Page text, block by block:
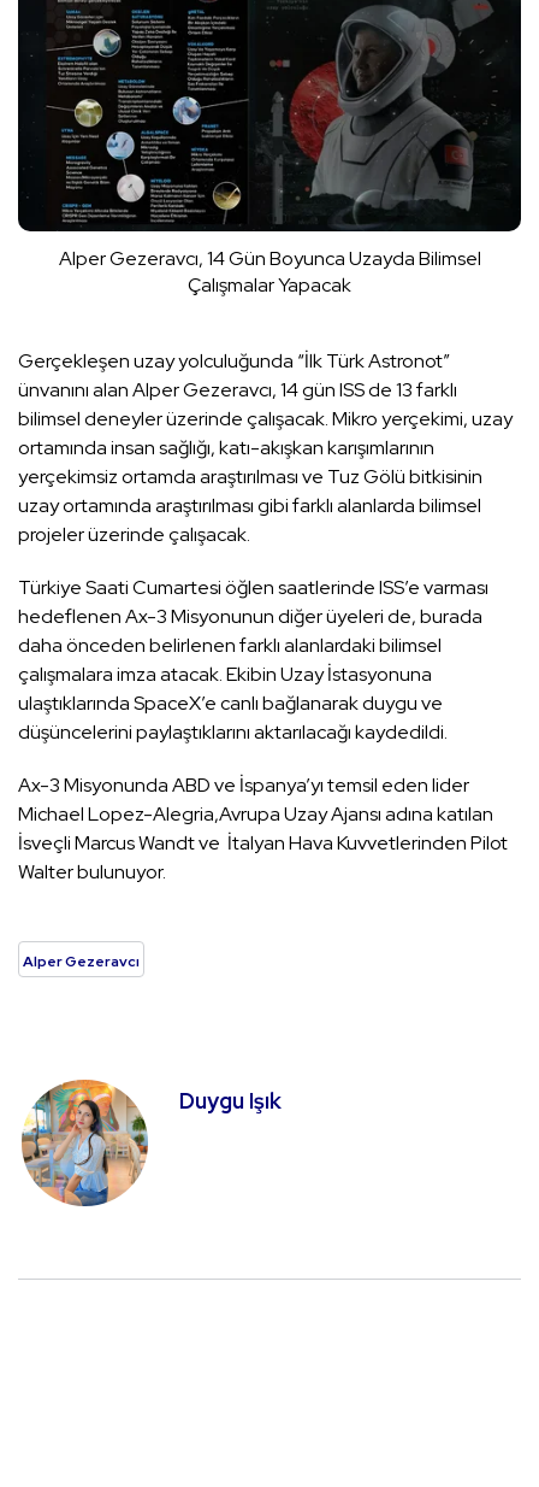
Alper Gezeravcı, 14 Gün Boyunca Uzayda Bilimsel
Çalışmalar Yapacak
Gerçekleşen uzay yolculuğunda “İlk Türk Astronot”
ünvanını alan Alper Gezeravcı, 14 gün ISS de 13 farklı
bilimsel deneyler üzerinde çalışacak. Mikro yerçekimi, uzay
ortamında insan sağlığı, katı-akışkan karışımlarının
yerçekimsiz ortamda araştırılması ve Tuz Gölü bitkisinin
uzay ortamında araştırılması gibi farklı alanlarda bilimsel
projeler üzerinde çalışacak.
Türkiye Saati Cumartesi öğlen saatlerinde ISS’e varması
hedeflenen Ax-3 Misyonunun diğer üyeleri de, burada
daha önceden belirlenen farklı alanlardaki bilimsel
çalışmalara imza atacak. Ekibin Uzay İstasyonuna
ulaştıklarında SpaceX’e canlı bağlanarak duygu ve
düşüncelerini paylaştıklarını aktarılacağı kaydedildi.
Ax-3 Misyonunda ABD ve İspanya’yı temsil eden lider
Michael Lopez-Alegria,Avrupa Uzay Ajansı adına katılan
İsveçli Marcus Wandt ve İtalyan Hava Kuvvetlerinden Pilot
Walter bulunuyor.
Alper Gezeravcı
Duygu Işık